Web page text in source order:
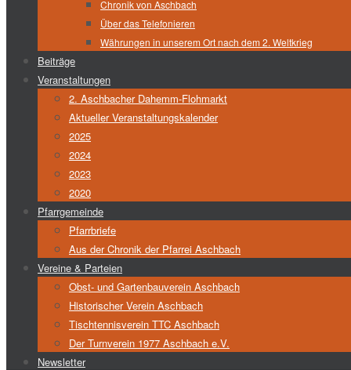
Chronik von Aschbach
Über das Telefonieren
Währungen in unserem Ort nach dem 2. Weltkrieg
Beiträge
Veranstaltungen
2. Aschbacher Dahemm-Flohmarkt
Aktueller Veranstaltungskalender
2025
2024
2023
2020
Pfarrgemeinde
Pfarrbriefe
Aus der Chronik der Pfarrei Aschbach
Vereine & Parteien
Obst- und Gartenbauverein Aschbach
Historischer Verein Aschbach
Tischtennisverein TTC Aschbach
Der Turnverein 1977 Aschbach e.V.
Newsletter